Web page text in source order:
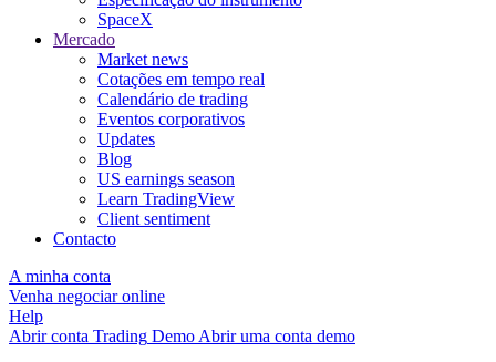
SpaceX
Mercado
Market news
Cotações em tempo real
Calendário de trading
Eventos corporativos
Updates
Blog
US earnings season
Learn TradingView
Client sentiment
Contacto
A minha conta
Venha negociar online
Help
Abrir conta Trading Demo Abrir uma conta demo